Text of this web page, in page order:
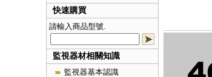
快速購買
請輸入商品型號.
監視器材相關知識
監視器基本認識